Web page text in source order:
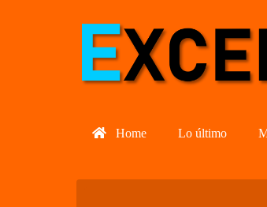
Home Lo último